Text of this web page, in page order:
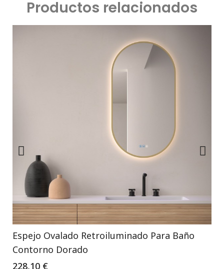
Productos relacionados
Espejo Ovalado Retroiluminado Para Baño
Contorno Dorado
228,10 €